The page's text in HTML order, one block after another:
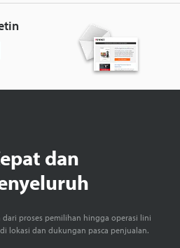
dan
dari proses pemilihan hingga operasi lini
lokasi dan dukungan pasca penjualan.